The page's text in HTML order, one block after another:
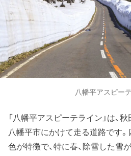
八幡平アスピー
「八幡平アスピーテライン」は、
八幡平市にかけて走る道路です
色が特徴で、特に春、除雪した雪